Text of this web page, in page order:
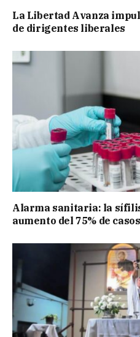
La Libertad Avanza
de dirigentes liberales
Alarma sanitaria: la
aumento del 75% de